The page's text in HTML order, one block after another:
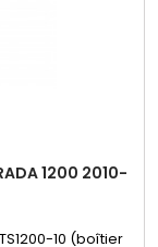
1200 2010-
10 (boîtier